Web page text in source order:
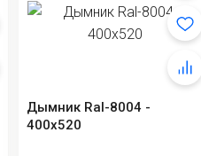
Дымник Ral-8004 -
400х520